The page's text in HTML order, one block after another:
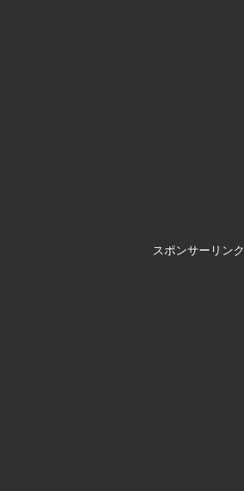
スポンサーリンク